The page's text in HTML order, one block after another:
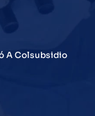
A Colsubsidio